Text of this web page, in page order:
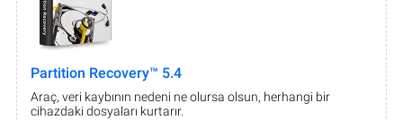
Partition Recovery™ 5.4
Araç, veri kaybının nedeni ne olursa olsun, herhangi bir
cihazdaki dosyaları kurtarır.